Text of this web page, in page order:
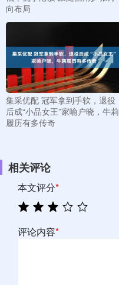
向布局
集采优配 冠军拿到手软，退役
后成“小品女王”家喻户晓，牛莉
履历有多传奇
相关评论
本文评分*
评论内容*